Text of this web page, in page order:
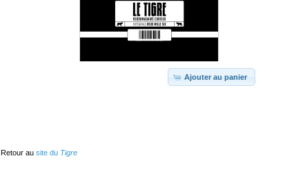
Ajouter au panier
Retour au site du Tigre